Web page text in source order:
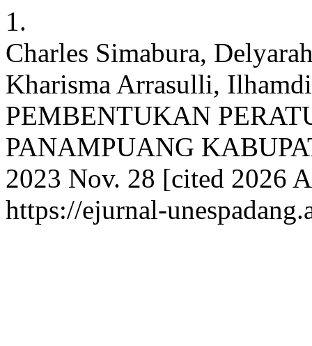
1.
Charles Simabura,
Kharisma Arrasulli,
PEMBENTUKAN
PANAMPUANG
2023 Nov. 28 [cited 2026
https://ejurnal-